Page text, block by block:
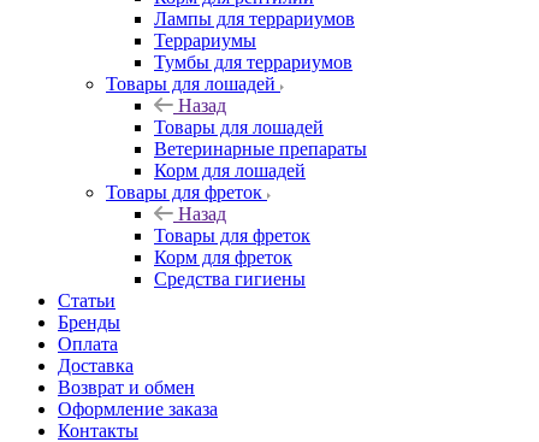
Лампы для террариумов
Террариумы
Тумбы для террариумов
Товары для лошадей
Назад
Товары для лошадей
Ветеринарные препараты
Корм для лошадей
Товары для фреток
Назад
Товары для фреток
Корм для фреток
Средства гигиены
Статьи
Бренды
Оплата
Доставка
Возврат и обмен
Оформление заказа
Контакты